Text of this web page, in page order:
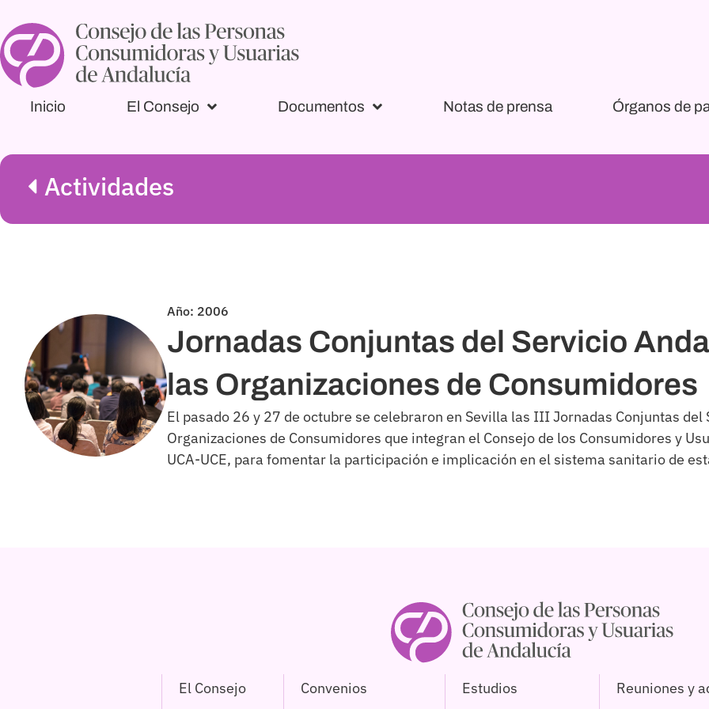
Inicio El Consejo Documentos Notas de prensa Órganos de
Actividades
Año: 2006
Jornadas Conjuntas del Servicio
las Organizaciones de Consumidores
El pasado 26 y 27 de octubre se celebraron en Sevilla las III Jornadas Conjuntas del
Organizaciones de Consumidores que integran el Consejo de los Consumidores y
UCA-UCE, para fomentar la participación e implicación en el sistema sanitario de
El Consejo
Convenios
Estudios
Reuniones y